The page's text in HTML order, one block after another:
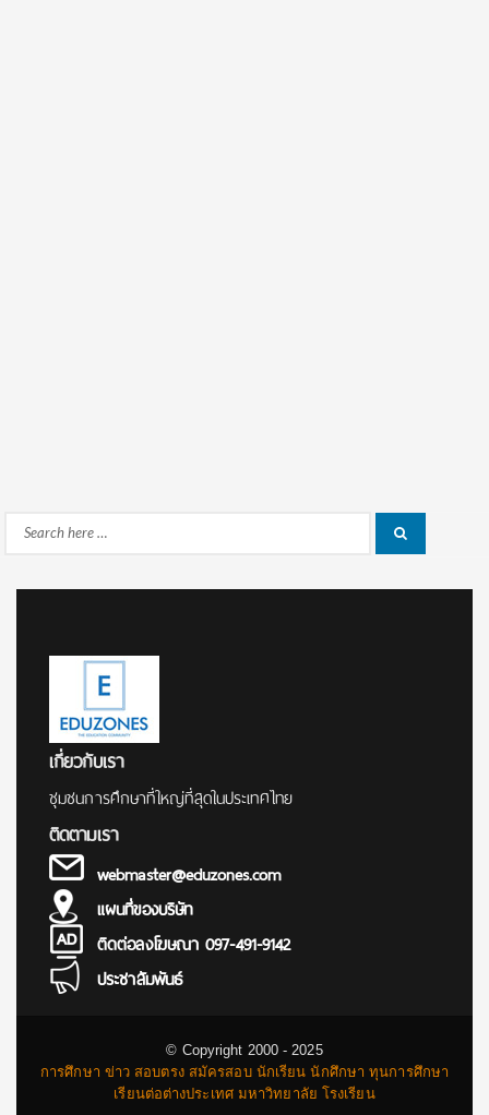
Search
เกี่ยวกับเรา
ชุมชนการศึกษาที่ใหญ่ที่สุดในประเทศไทย
ติดตามเรา
webmaster@eduzones.com
แผนที่ของบริษัท
ติดต่อลงโฆษณา 097-491-9142
ประชาสัมพันธ์
© Copyright 2000 - 2025
การศึกษา ข่าว สอบตรง สมัครสอบ นักเรียน นักศึกษา ทุนการศึกษา
เรียนต่อต่างประเทศ มหาวิทยาลัย โรงเรียน